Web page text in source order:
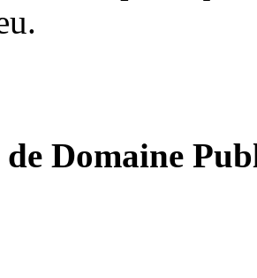
Domaine